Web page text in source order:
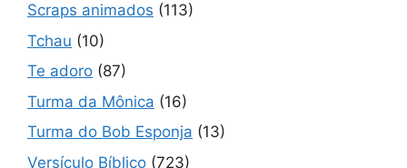
Scraps animados (113)
Tchau (10)
Te adoro (87)
Turma da Mônica (16)
Turma do Bob Esponja (13)
Versículo Bíblico (723)